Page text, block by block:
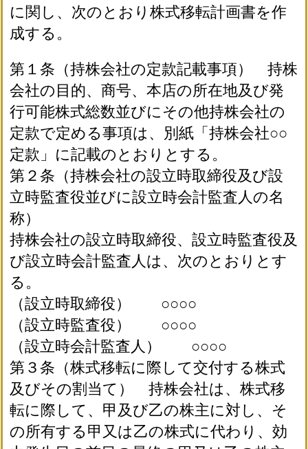
に関し、次のとおり株式移転計画書を作
成する。
第１条（持株会社の定款記載事項） 持株
会社の目的、商号、本店の所在地及び発
行可能株式総数並びにその他持株会社の
定款で定める事項は、別紙「持株会社○○
定款」に記載のとおりとする。
第２条（持株会社の設立時取締役及び設
立時監査役並びに設立時会計監査人の名
称）
持株会社の設立時取締役、設立時監査役及
び設立時会計監査人は、次のとおりとす
る。
（設立時取締役） ○○○○
（設立時監査役） ○○○○
（設立時会計監査人） ○○○○
第３条（株式移転に際して交付する株式
及びその割当て） 持株会社は、株式移
転に際して、甲及び乙の株主に対し、そ
の所有する甲又は乙の株式に代わり、効